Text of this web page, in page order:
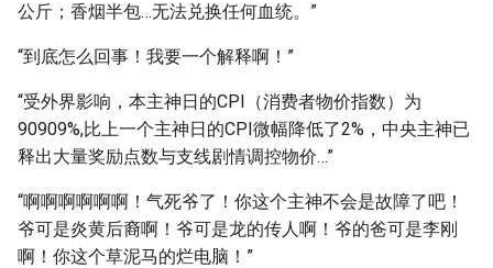
公斤；香烟半包…无法兑换任何血统。”
“到底怎么回事！我要一个解释啊！”
“受外界影响，本主神日的CPI（消费者物价指数）为
90909%,比上一个主神日的CPI微幅降低了2%，中央主神已
释出大量奖励点数与支线剧情调控物价…”
“啊啊啊啊啊啊！气死爷了！你这个主神不会是故障了吧！
爷可是炎黄后裔啊！爷可是龙的传人啊！爷的爸可是李刚
啊！你这个草泥马的烂电脑！”